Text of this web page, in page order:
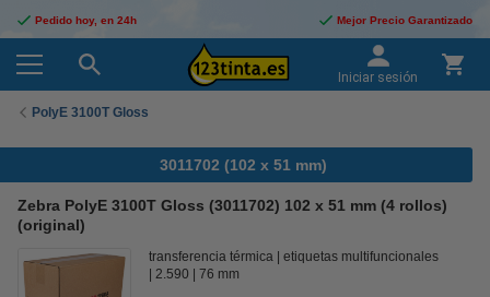
Pedido hoy, en 24h Mejor Precio Garantizado
Iniciar sesión
PolyE 3100T Gloss
3011702 (102 x 51 mm)
Zebra PolyE 3100T Gloss (3011702) 102 x 51 mm (4 rollos)
(original)
transferencia térmica
etiquetas multifuncionales
2.590
76 mm